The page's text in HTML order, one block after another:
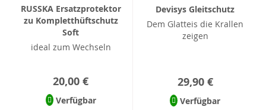
RUSSKA Ersatzprotektor
zu Kompletthüftschutz
Soft
ideal zum Wechseln
20,00 €
Verfügbar
Devisys Gleitschutz
Dem Glatteis die Krallen
zeigen
29,90 €
Verfügbar